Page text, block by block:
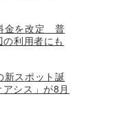
金を改定 普
利用者にも
スポット誕
シス」が8月